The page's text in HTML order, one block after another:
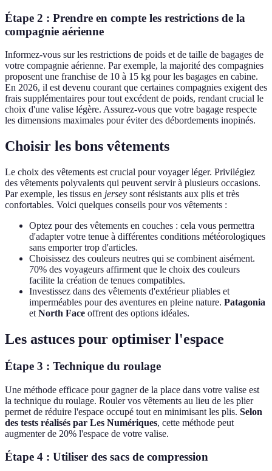
Étape 2 : Prendre en compte les restrictions de la
compagnie aérienne
Informez-vous sur les restrictions de poids et de taille de bagages de
votre compagnie aérienne. Par exemple, la majorité des compagnies
proposent une franchise de 10 à 15 kg pour les bagages en cabine.
En 2026, il est devenu courant que certaines compagnies exigent des
frais supplémentaires pour tout excédent de poids, rendant crucial le
choix d'une valise légère. Assurez-vous que votre bagage respecte
les dimensions maximales pour éviter des débordements inopinés.
Choisir les bons vêtements
Le choix des vêtements est crucial pour voyager léger. Privilégiez
des vêtements polyvalents qui peuvent servir à plusieurs occasions.
Par exemple, les tissus en jersey sont résistants aux plis et très
confortables. Voici quelques conseils pour vos vêtements :
Optez pour des vêtements en couches : cela vous permettra
d'adapter votre tenue à différentes conditions météorologiques
sans emporter trop d'articles.
Choisissez des couleurs neutres qui se combinent aisément.
70% des voyageurs affirment que le choix des couleurs
facilite la création de tenues compatibles.
Investissez dans des vêtements d'extérieur pliables et
imperméables pour des aventures en pleine nature. Patagonia
et North Face offrent des options idéales.
Les astuces pour optimiser l'espace
Étape 3 : Technique du roulage
Une méthode efficace pour gagner de la place dans votre valise est
la technique du roulage. Rouler vos vêtements au lieu de les plier
permet de réduire l'espace occupé tout en minimisant les plis. Selon
des tests réalisés par Les Numériques, cette méthode peut
augmenter de 20% l'espace de votre valise.
Étape 4 : Utiliser des sacs de compression